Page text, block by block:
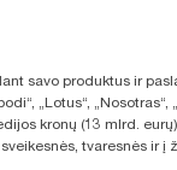
savo produktus ir
„Lotus“,
kronų (13 mlrd.
tvaresnės